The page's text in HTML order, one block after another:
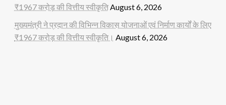
₹1967 करोड़ की वित्तीय स्वीकृतिAugust 6, 2026
मुख्यमंत्री ने प्रदान की विभिन्न विकास योजनाओं एवं निर्माण कार्यों के लिए
₹1967 करोड़ की वित्तीय स्वीकृति। August 6, 2026